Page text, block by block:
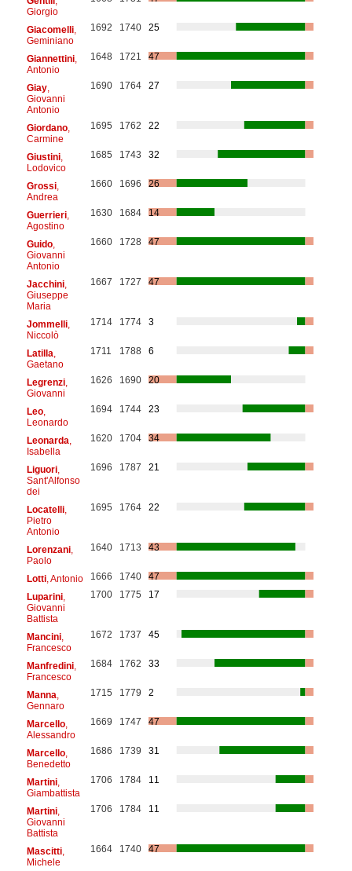
Giorgio
Giacomelli,
Geminiano
1692 1740 25
Giannettini,
Antonio
1648 1721 47
Giay,
Giovanni
Antonio
1690 1764 27
Giordano,
Carmine
1695 1762 22
Giustini,
Lodovico
1685 1743 32
Grossi,
Andrea
1660 1696 26
Guerrieri,
Agostino
1630 1684 14
Guido,
Giovanni
Antonio
1660 1728 47
Jacchini,
Giuseppe
Maria
1667 1727 47
Jommelli,
Niccolò
1714 1774 3
Latilla
Gaetano
1711 1788 6
Legrenzi,
Giovanni
1626 1690 20
Leo,
Leonardo
1694 1744 23
Leonarda
Isabella
1620 1704 34
Liguori,
Sant'Alfonso
dei
1696 1787 21
Locatelli,
Pietro
Antonio
1695 1764 22
Lorenzani,
Paolo
1640 1713 43
Lotti, Antonio 1666 1740
47
Luparini,
Giovanni
Battista
1700 1775 17
Mancini,
Francesco
1672 1737 45
Manfredini,
Francesco
1684 1762 33
Manna
Gennaro
1715 1779 2
Marcello,
Alessandro
1669 1747 47
Marcello,
Benedetto
1686 1739 31
Martini,
Giambattista
1706 1784 11
Martini,
Giovanni
Battista
1706 1784 11
Mascitti,
Michele
1664 1740 47